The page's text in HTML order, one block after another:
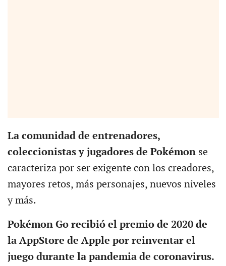
La comunidad de entrenadores,
coleccionistas y jugadores de Pokémonse
caracteriza por ser exigente con los creadores,
mayores retos, más personajes, nuevos niveles
y más.
Pokémon Go recibió el premio de 2020 de
la AppStore de Apple por reinventar el
juego durante la pandemia de coronavirus.